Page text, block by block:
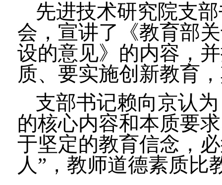
先进技术研究院支
会，宣讲了《教育部
设的意见》的内容，
质、要实施创新教育
支部书记赖向京认
的核心内容和本质要
于坚定的教育信念，
人”，教师道德素质比